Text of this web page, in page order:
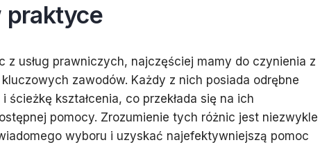
praktyce
z usług prawniczych, najczęściej mamy do czynienia z
zawodów. Każdy z nich posiada odrębne
ścieżkę kształcenia, co przekłada się na ich
pomocy. Zrozumienie tych różnic jest niezwykle
wyboru i uzyskać najefektywniejszą pomoc